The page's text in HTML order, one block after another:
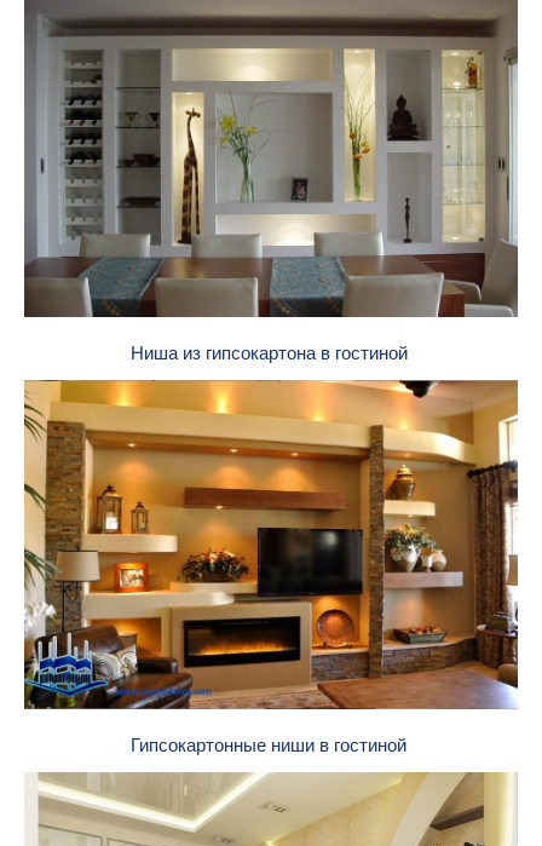
Ниша из гипсокартона в гостиной
Гипсокартонные ниши в гостиной